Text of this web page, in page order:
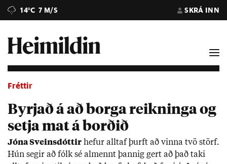
14°C 7 M/S SKRÁ INN
Fréttir
Byrjað á að borga reikninga og
setja mat á borðið
Jóna Sveins­dótt­ir hef­ur alltaf þurft að vinna tvö störf.
Hún seg­ir að fólk sé al­mennt þannig gert að það taki